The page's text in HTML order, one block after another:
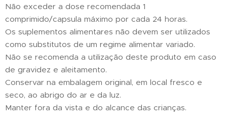
Não exceder a dose recomendada 1
comprimido/capsula máximo por cada 24 horas.
Os suplementos alimentares não devem ser utilizados
como substitutos de um regime alimentar variado.
Não se recomenda a utilização deste produto em caso
de gravidez e aleitamento.
Conservar na embalagem original, em local fresco e
seco, ao abrigo do ar e da luz.
Manter fora da vista e do alcance das crianças.